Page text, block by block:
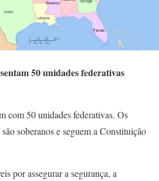
50 unidades federativas
com 50 unidades federativas. Os
soberanos e seguem a Constituição
por assegurar a segurança, a